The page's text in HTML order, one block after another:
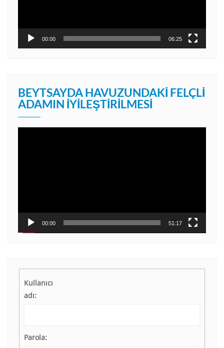
00:00 06:25
BEYTSAYDA HAVUZUNDAKI FELÇLI
ADAMIN İYILEŞTIRILMESI
00:00 51:17
Kullanıcı
adı:
Parola: